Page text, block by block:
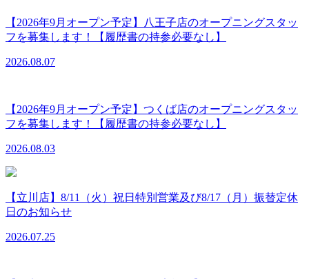
【2026年9月オープン予定】八王子店のオープニングスタッ
フを募集します！【履歴書の持参必要なし】
2026.08.07
【2026年9月オープン予定】つくば店のオープニングスタッ
フを募集します！【履歴書の持参必要なし】
2026.08.03
【立川店】8/11（火）祝日特別営業及び8/17（月）振替定休
日のお知らせ
2026.07.25